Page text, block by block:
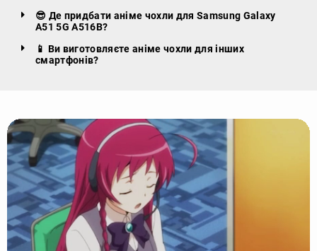
😎 Де придбати аніме чохли для Samsung Galaxy
A51 5G A516B?
📱 Ви виготовляєте аніме чохли для інших
смартфонів?